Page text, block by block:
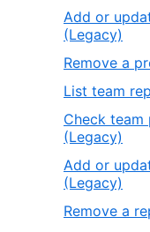
Add or
(Legacy)
Remove a
List team
Check
(Legacy)
Add or
(Legacy)
Remove a